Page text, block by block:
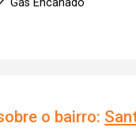
Gás Encanado
o bairro: